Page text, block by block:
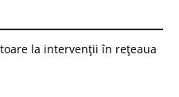
la intervenții în rețeaua